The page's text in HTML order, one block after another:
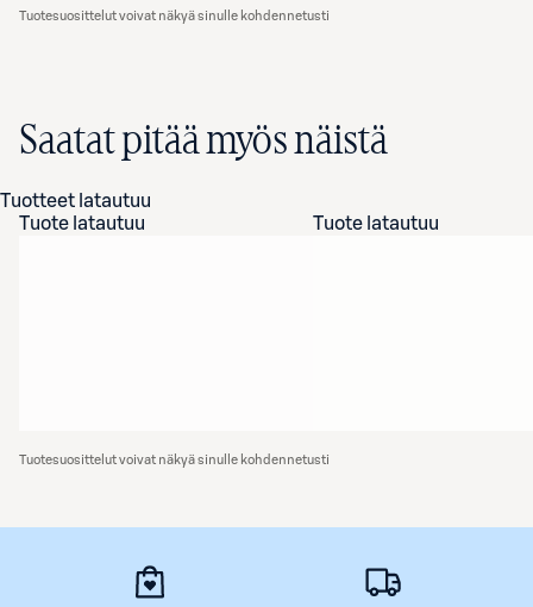
Tuotesuosittelut voivat näkyä sinulle kohdennetusti
Saatat pitää myös näistä
Tuotteet latautuu
Tuote latautuu
Tuote latautuu
Tuotesuosittelut voivat näkyä sinulle kohdennetusti